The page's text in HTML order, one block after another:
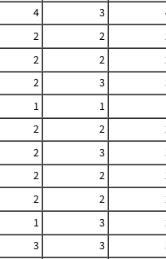
4 3
2 2
2 2
2 3
1 1
2 2
2 3
2 2
2 2
1 3
3 3